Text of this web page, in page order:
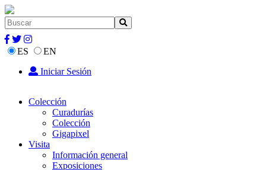
ES
EN
Iniciar Sesión
Colección
Curadurías
Colección
Gigapixel
Visita
Información general
Exposiciones